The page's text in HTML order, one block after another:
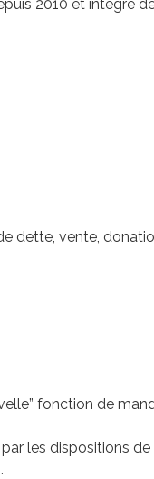
2010 et intègre
dette, vente,
fonction de
les dispositions